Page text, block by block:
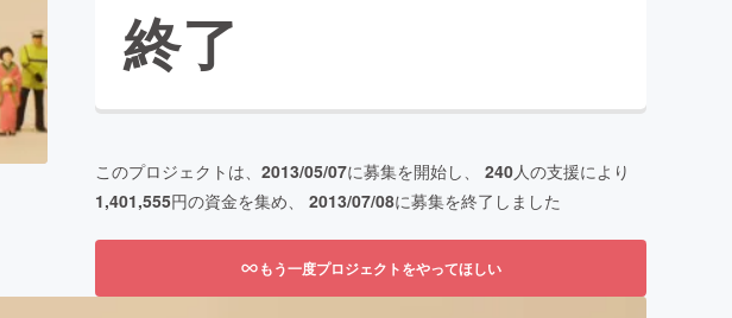
コミュニティ 終了
このプロジェクトは、 2013/05/07に募集を開始し、 240人の支援により
1,401,555円の資金を集め、 2013/07/08に募集を終了しました
もう一度プロジェクトをやってほしい